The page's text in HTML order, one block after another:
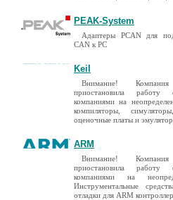
PEAK-System
Адаптеры PCAN для
CAN к PC
Keil
Внимание!
приостановила работу
компаниями на
компиляторы,
оценочные платы и
ARM
Внимание!
приостановила работу
компаниями на
Инструментальные
отладки для ARM